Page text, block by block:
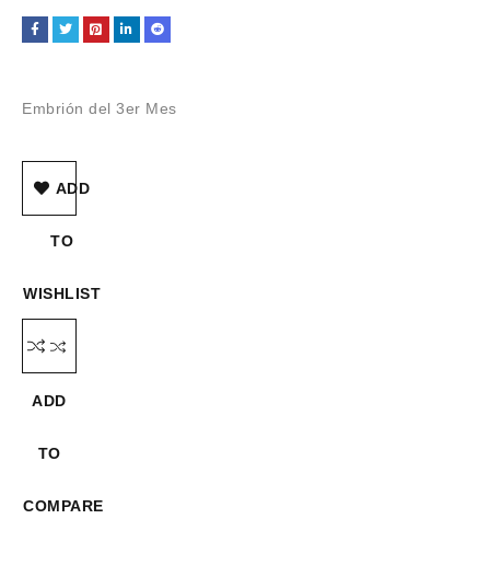
Embrión del 3er Mes
ADD
TO
WISHLIST
ADD
TO
COMPARE